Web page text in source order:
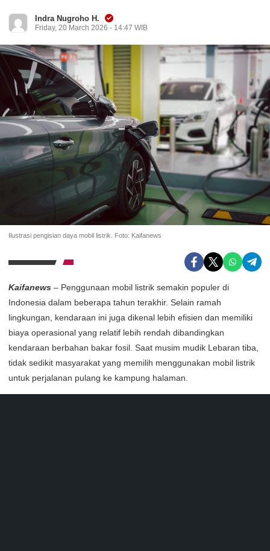
Indra Nugroho H.
Friday, 20 March 2026 - 14:47 WIB
Ilustrasi pengisian daya mobil listrik. Foto: Kaifanews
Kaifanews – Penggunaan mobil listrik semakin populer di
Indonesia dalam beberapa tahun terakhir. Selain ramah
lingkungan, kendaraan ini juga dikenal lebih efisien dan memiliki
biaya operasional yang relatif lebih rendah dibandingkan
kendaraan berbahan bakar fosil. Saat musim mudik Lebaran tiba,
tidak sedikit masyarakat yang memilih menggunakan mobil listrik
untuk perjalanan pulang ke kampung halaman.